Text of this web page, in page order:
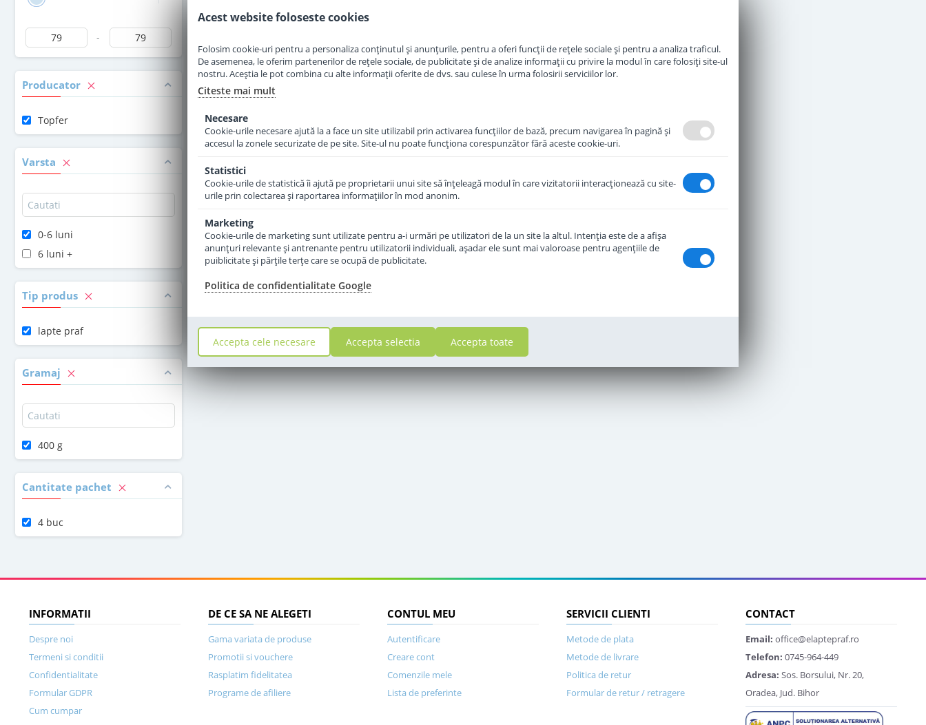
-
Producator
Topfer
Varsta
0-6 luni
6 luni +
Tip produs
lapte praf
Gramaj
400 g
Cantitate pachet
4 buc
Formula de lapte praf de
capra Topfer 1 Bio de la
nastere 400 g
in stoc
79,00 Lei
Adauga in cos
INFORMATII
Despre noi
Termeni si conditii
Confidentialitate
Formular GDPR
Cum cumpar
DE CE SA NE ALEGETI
Gama variata de produse
Promotii si vouchere
Rasplatim fidelitatea
Programe de afiliere
CONTUL MEU
Autentificare
Creare cont
Comenzile mele
Lista de preferinte
SERVICII CLIENTI
Metode de plata
Metode de livrare
Politica de retur
Formular de retur / retragere
CONTACT
Email: office@elaptepraf.ro
Telefon: 0745-964-449
Adresa: Sos. Borsului, Nr. 20,
Oradea, Jud. Bihor
Acest website foloseste cookies
Folosim cookie-uri pentru a personaliza conținutul și anunțurile, pentru a oferi funcții de rețele sociale și pentru a analiza traficul.
De asemenea, le oferim partenerilor de rețele sociale, de publicitate și de analize informații cu privire la modul în care folosiți site-ul
nostru. Aceștia le pot combina cu alte informații oferite de dvs. sau culese în urma folosirii serviciilor lor.
Citeste mai mult
Necesare
Cookie-urile necesare ajută la a face un site utilizabil prin activarea funcţiilor de bază, precum navigarea în pagină şi
accesul la zonele securizate de pe site. Site-ul nu poate funcţiona corespunzător fără aceste cookie-uri.
Statistici
Cookie-urile de statistică îi ajută pe proprietarii unui site să înţeleagă modul în care vizitatorii interacţionează cu site-
urile prin colectarea şi raportarea informaţiilor în mod anonim.
Marketing
Cookie-urile de marketing sunt utilizate pentru a-i urmări pe utilizatori de la un site la altul. Intenţia este de a afişa
anunţuri relevante şi antrenante pentru utilizatorii individuali, aşadar ele sunt mai valoroase pentru agenţiile de
puiblicitate şi părţile terţe care se ocupă de publicitate.
Politica de confidentialitate Google
Accepta cele necesare Accepta selectia Accepta toate